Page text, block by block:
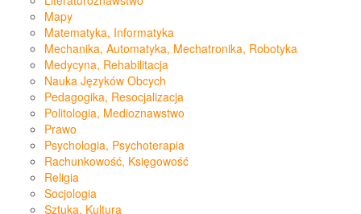
Mapy
Matematyka, Informatyka
Mechanika, Automatyka, Mechatronika, Robotyka
Medycyna, Rehabilitacja
Nauka Języków Obcych
Pedagogika, Resocjalizacja
Politologia, Medioznawstwo
Prawo
Psychologia, Psychoterapia
Rachunkowość, Księgowość
Religia
Socjologia
Sztuka, Kultura